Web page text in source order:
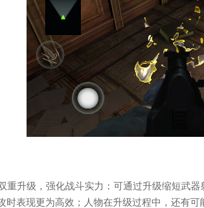
重升级，强化战斗实力：可通过升级缩短武
时表现更为高效；人物在升级过程中，还有可